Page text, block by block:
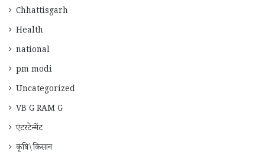
Chhattisgarh
Health
national
pm modi
Uncategorized
VB G RAM G
एंटरटेन्मेंट
कृषि\किसान